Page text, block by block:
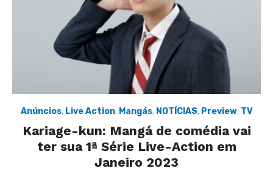
Anúncios, Live Action, Mangás, NOTÍCIAS, Preview, TV
Kariage-kun: Mangá de comédia vai
ter sua 1ª Série Live-Action em
Janeiro 2023